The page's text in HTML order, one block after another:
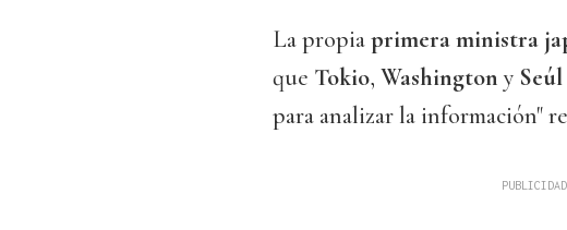
La propiaprimera ministra
que Tokio, Washington y Seúl
para analizar la información"